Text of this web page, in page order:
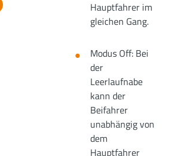
Hauptfahrer im
gleichen Gang.
Modus Off: Bei
der
Leerlaufnabe
kann der
Beifahrer
unabhängig von
dem
Hauptfahrer